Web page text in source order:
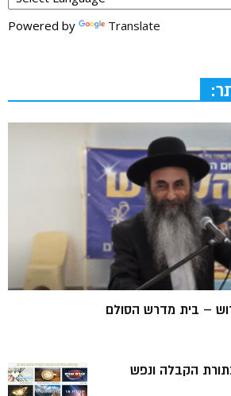
Powered by Translate
– בית מדרש הסולם
הקבלה ונפש